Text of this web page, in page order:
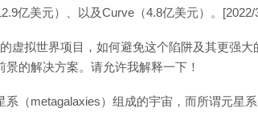
亿美元）、以及Curve（4.8亿美元）。[2022/
虚拟世界项目，如何避免这个陷阱及其更强
景的解决方案。请允许我解释一下！
（metagalaxies）组成的宇宙，而所谓元星